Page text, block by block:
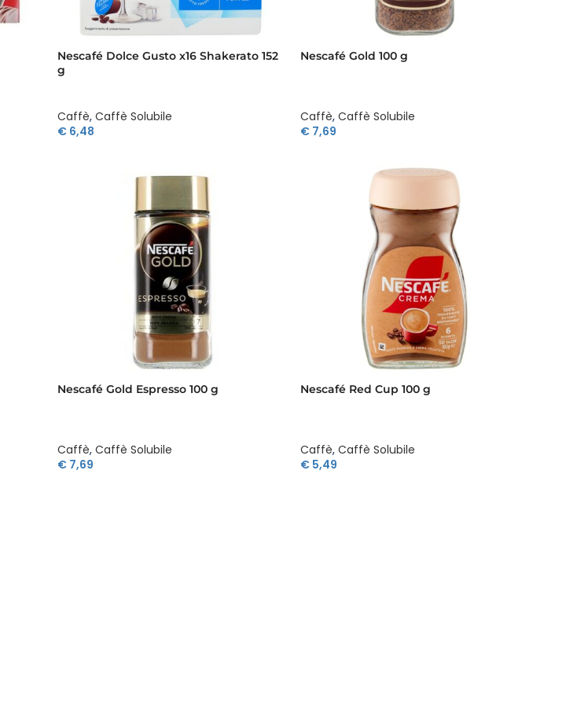
Nescafé Dolce Gusto x16 Shakerato 152
g
Caffè, Caffè Solubile
€6,48
Nescafé Gold 100 g
Caffè, Caffè Solubile
€ 7,69
Nescafé Gold Espresso 100 g
Caffè, Caffè Solubile
€7,69
Nescafé Red Cup 100 g
Caffè, Caffè Solubile
€ 5,49